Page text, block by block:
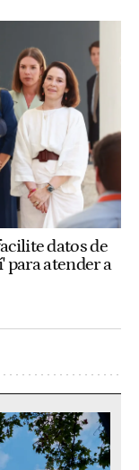
datos de
para atender a